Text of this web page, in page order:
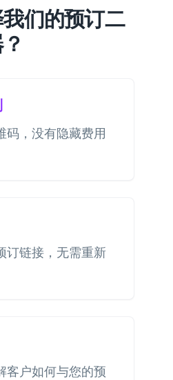
们的预订二
码，没有隐藏费用
订链接，无需重新
客户如何与您的预